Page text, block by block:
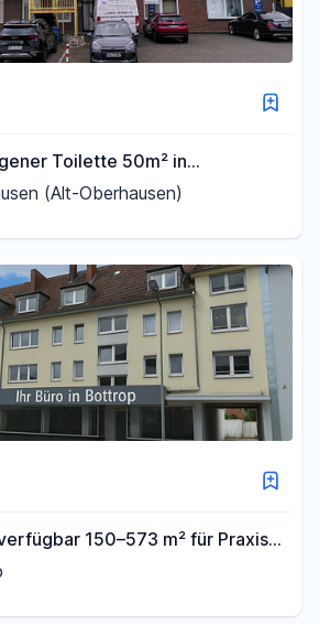
Toilette 50m² in
(Alt-Oberhausen)
150–573 m² für Praxis
Osteopathie